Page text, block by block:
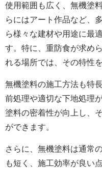
使用範囲も広く、無機塗
らにはアート作品など、
ら様々な建材や用途に最
す。特に、重防食が求め
れる場所では、その特性
無機塗料の施工方法も特
前処理や適切な下地処理
塗料の密着性が向上し、
ができます。
さらに、無機塗料は通常
も短く、施工効率が良い